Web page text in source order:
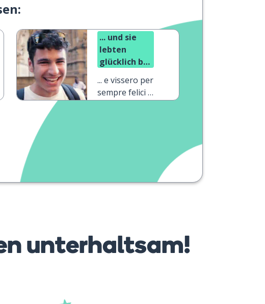
... und sie
lebten
glücklich bis
Lebensende
... e vissero per
sempre felici e
unterhaltsam!